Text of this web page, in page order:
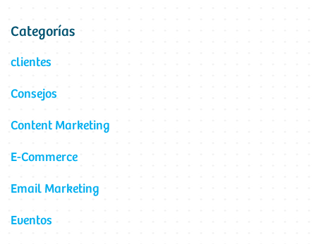
Categorías
clientes
Consejos
Content Marketing
E-Commerce
Email Marketing
Eventos